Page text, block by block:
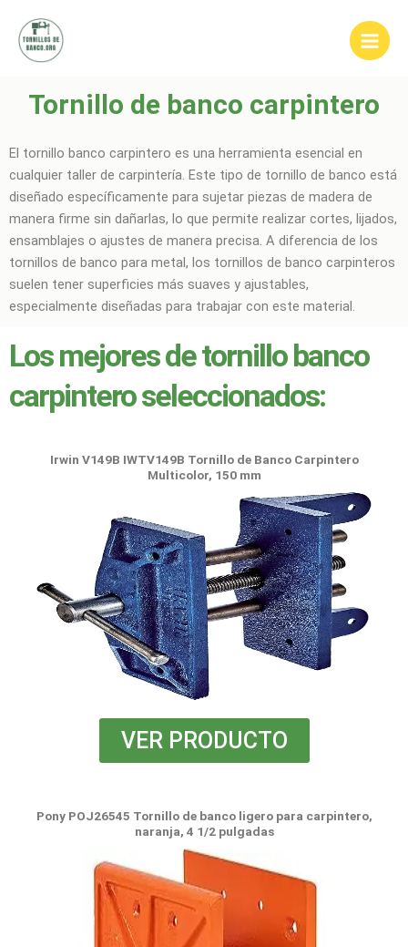
contenido
Main
Menu
Tornillo de banco carpintero
El tornillo banco carpintero es una herramienta esencial en
cualquier taller de carpintería. Este tipo de tornillo de banco está
diseñado específicamente para sujetar piezas de madera de
manera firme sin dañarlas, lo que permite realizar cortes, lijados,
ensamblajes o ajustes de manera precisa. A diferencia de los
tornillos de banco para metal, los tornillos de banco carpinteros
suelen tener superficies más suaves y ajustables,
especialmente diseñadas para trabajar con este material.
Los mejores de tornillo banco
carpintero seleccionados:
Irwin V149B IWTV149B Tornillo de Banco Carpintero
Multicolor, 150 mm
VER PRODUCTO
Pony POJ26545 Tornillo de banco ligero para carpintero,
naranja, 4 1/2 pulgadas